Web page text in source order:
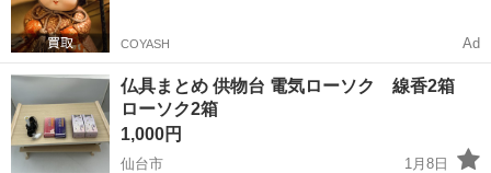
COYASH Ad
仏具まとめ 供物台 電気ローソク 線香2箱
ローソク2箱
1,000円
仙台市
1月8日